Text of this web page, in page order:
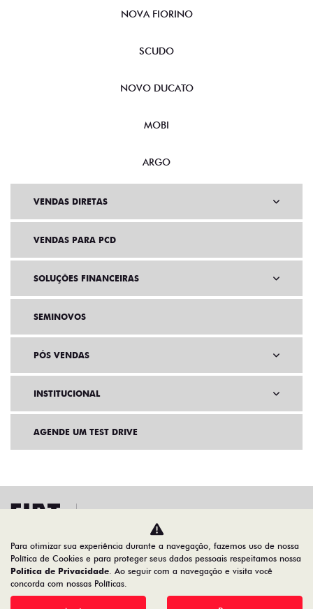
NOVA FIORINO
SCUDO
NOVO DUCATO
MOBI
ARGO
VENDAS DIRETAS
VENDAS PARA PCD
SOLUÇÕES FINANCEIRAS
SEMINOVOS
PÓS VENDAS
INSTITUCIONAL
AGENDE UM TEST DRIVE
Home Vendas Diretas
Para otimizar sua experiência durante a navegação, fazemos uso de nossa
Política de Cookies e para proteger seus dados pessoais respeitamos nossa
Política de Privacidade. Ao seguir com a navegação e visita você
concorda com nossas Políticas.